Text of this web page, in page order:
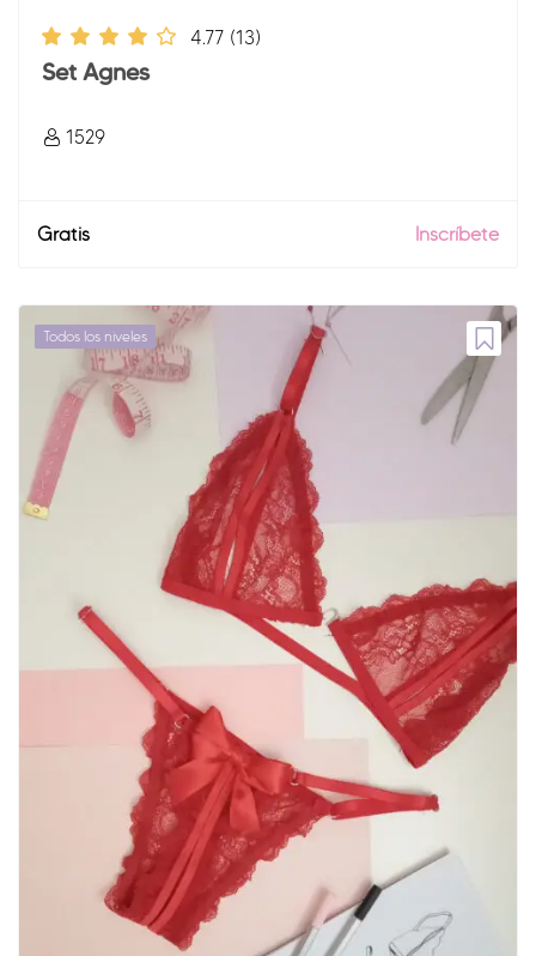
4.77 (13)
Set Agnes
1529
Gratis Inscríbete
Todos los niveles